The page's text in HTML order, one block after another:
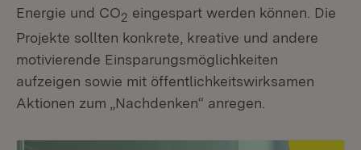
Energie und CO2 eingespart werden können. Die
Projekte sollten konkrete, kreative und andere
motivierende Einsparungsmöglichkeiten
aufzeigen sowie mit öffentlichkeitswirksamen
Aktionen zum „Nachdenken“ anregen.